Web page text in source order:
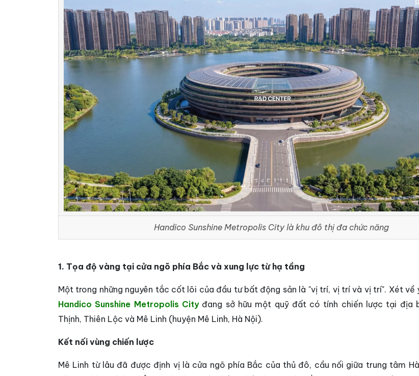
Handico Sunshine Metropolis City là khu đô thị đa chức năng
1. Tọa độ vàng tại cửa ngõ phía Bắc và xung lực từ hạ tầng
Một trong những nguyên tắc cốt lõi của đầu tư bất động sản là "vị trí, vị trí và vị trí". Xét về
Handico Sunshine Metropolis Cityđang sở hữu một quỹ đất có tính chiến lược tại địa
Thịnh, Thiên Lộc và Mê Linh (huyện Mê Linh, Hà Nội).
Kết nối vùng chiến lược
Mê Linh từ lâu đã được định vị là cửa ngõ phía Bắc của thủ đô, cầu nối giữa trung tâm